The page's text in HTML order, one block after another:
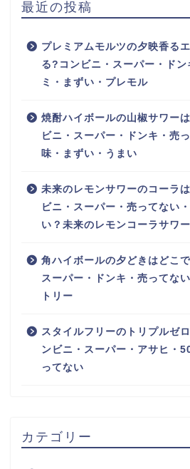
最近の投稿
プレミアムモルツの夕映香る
る?コンビニ・スーパー・ドン
ミ・まずい・プレモル
焼酎ハイボールの山椒サワー
ビニ・スーパー・ドンキ・売
味・まずい・うまい
未来のレモンサワーのコーラ
ビニ・スーパー・売ってない
い？未来のレモンコーラサワー
角ハイボールの夕どきはどこ
スーパー・ドンキ・売ってな
トリー
スタイルフリーのトリプルゼ
ンビニ・スーパー・アサヒ・
ってない
カテゴリー